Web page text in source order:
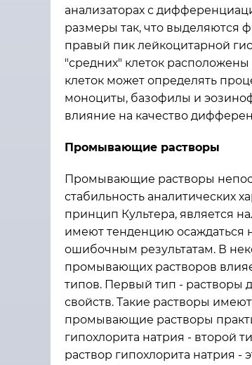
анализаторах с
размеры так, что выделяются
правый пик лейкоцитарной
"средних" клеток
клеток может определять
моноциты, базофилы и
влияние на качество
Промывающие растворы
Промывающие растворы
стабильность аналитических
принцип Культера, является
имеют тенденцию осаждаться
ошибочным результатам. В
промывающих растворов
типов. Первый тип - растворы
свойств. Такие растворы
промывающие растворы
гипохлорита натрия - второй
раствор гипохлорита натрия -